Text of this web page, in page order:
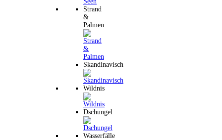
Strand
&
Palmen
Skandinavisch
Wildnis
Dschungel
Wasserfälle